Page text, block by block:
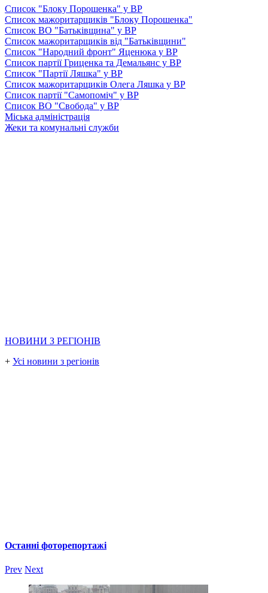
Список "Блоку Порошенка" у ВР
Список мажоритарщиків "Блоку Порошенка"
Список ВО "Батьківщина" у ВР
Список мажоритарщиків від "Батьківщини"
Список "Народний фронт" Яценюка у ВР
Список партії Гриценка та Демальянс у ВР
Список "Партії Ляшка" у ВР
Список мажоритарщиків Олега Ляшка у ВР
Список партії "Самопоміч" у ВР
Список ВО "Свобода" у ВР
Міська адміністрація
Жеки та комунальні служби
НОВИНИ З РЕГІОНІВ
+ Усі новини з регіонів
Останні фоторепортажі
Prev Next